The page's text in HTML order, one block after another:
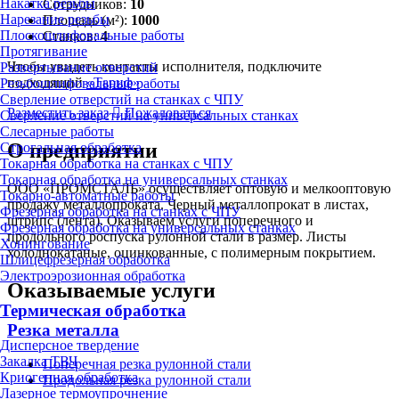
Накатка резьбы
Нарезание резьбы
Плоскошлифовальные работы
Протягивание
Развертывание отверстий
Резьбошлифовальные работы
Сверление отверстий на станках с ЧПУ
Сверление отверстий на универсальных станках
Слесарные работы
Строгальная обработка
Токарная обработка на станках с ЧПУ
Токарная обработка на универсальных станках
Токарно-автоматные работы
Фрезерная обработка на станках с ЧПУ
Фрезерная обработка на универсальных станках
Хонингование
Шлицефрезерная обработка
Электроэрозионная обработка
Термическая обработка
Дисперсное твердение
Закалка ТВЧ
Криогенная обработка
Лазерное термоупрочнение
Сотрудников: 10
Площадь (м²): 1000
Станков:4
Чтобы увидеть контакты исполнителя, подключите
подходящий«Тариф»
Разместить заказ
Пожаловаться
О предприятии
ООО «ПРОМСТАЛЬ» осуществляет оптовую и мелкооптовую
продажу металлопроката. Черный металлопрокат в листах,
штрипс (лента). Оказываем услуги поперечного и
продольного роспуска рулонной стали в размер. Листы
холоднокатаные, оцинкованные, с полимерным покрытием.
Оказываемые услуги
Резка металла
Поперечная резка рулонной стали
Продольная резка рулонной стали